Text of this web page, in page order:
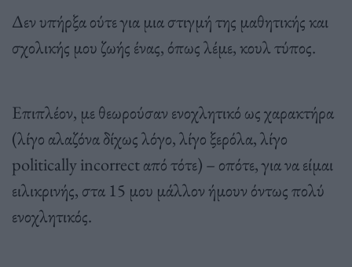
Δεν υπήρξα ούτε για μια στιγμή της μαθητικής και
σχολικής μου ζωής ένας, όπως λέμε, κουλ τύπος.
Επιπλέον, με θεωρούσαν ενοχλητικό ως χαρακτήρα
(λίγο αλαζόνα δίχως λόγο, λίγο ξερόλα, λίγο
politically incorrect από τότε) – οπότε, για να είμαι
ειλικρινής, στα 15 μου μάλλον ήμουν όντως πολύ
ενοχλητικός.